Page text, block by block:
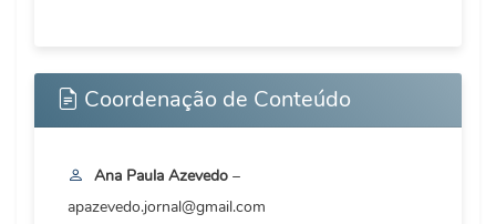
Coordenação de Conteúdo
Ana Paula Azevedo –
apazevedo.jornal@gmail.com